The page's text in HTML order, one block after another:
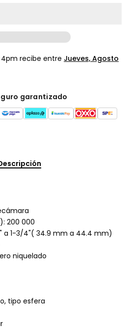
4pm recibe entre Jueves, Agosto
garantizado
200 000
a 1-3/4"( 34.9 mm a 44.4 mm)
niquelado
tipo esfera